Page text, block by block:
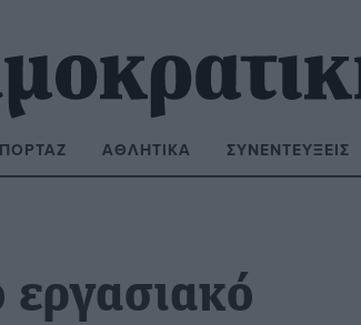
ΑΘΛΗΤΙΚΆ ΣΥΝΕΝΤΕΎΞΕΙΣ